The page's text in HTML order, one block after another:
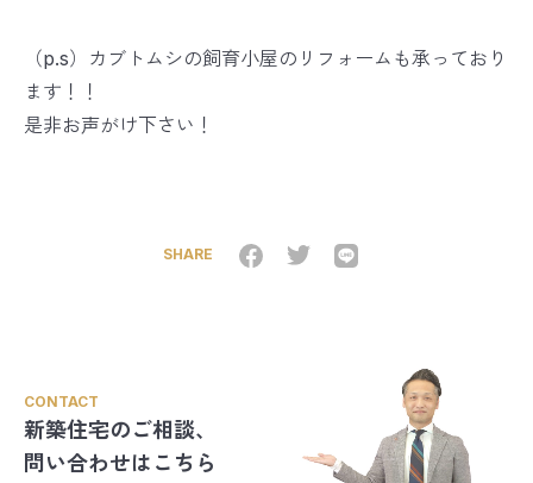
（p.s）カブトムシの飼育小屋のリフォームも承っており
ます！！
是非お声がけ下さい！
SHARE
CONTACT
新築住宅のご相談、
問い合わせはこちら